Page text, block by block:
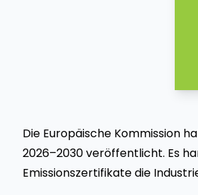
Die Europäische Kommission
2026–2030 veröffentlicht. Es
Emissionszertifikate die